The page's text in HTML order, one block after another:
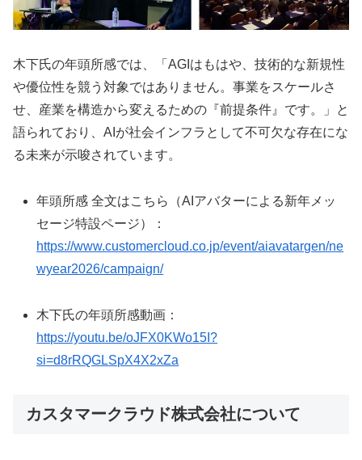
木下氏の年頭所感では、「AGIはもはや、技術的な新規性
や優位性を競う対象ではありません。事業をスケールさ
せ、産業を構造から変えるための『前提条件』です。」と
語られており、AIが社会インフラとして不可欠な存在にな
る未来が示唆されています。
年頭所感 全文はこちら（AIアバターによる新年メッ
セージ特設ページ）：
https://www.customercloud.co.jp/event/aiavatargen/ne
wyear2026/campaign/
木下氏の年頭所感動画：
https://youtu.be/oJFX0KWo15I?
si=d8rRQGLSpX4X2xZa
カスタマークラウド株式会社について